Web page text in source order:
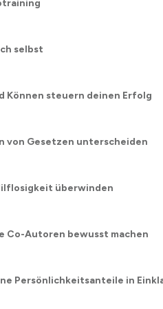
selbst
Können steuern deinen Erfolg
von Gesetzen unterscheiden
überwinden
Co-Autoren bewusst machen
Persönlichkeitsanteile in